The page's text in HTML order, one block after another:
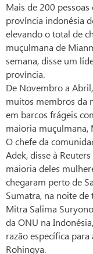
Mais de 200
província indonésia
elevando o total de
muçulmana de
semana, disse um
província.
De Novembro a
muitos membros da
em barcos frágeis
maioria muçulmana,
O chefe da
Adek, disse à
maioria deles
chegaram perto de
Sumatra, na noite de
Mitra Salima
da ONU na
razão específica
Rohingya.